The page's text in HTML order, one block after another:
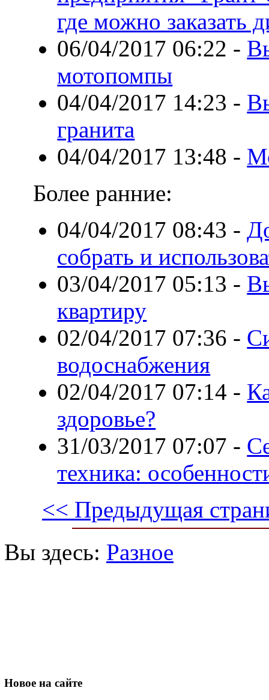
где можно заказать
06/04/2017 06:22 -
мотопомпы
04/04/2017 14:23 -
гранита
04/04/2017 13:48 -
Более ранние:
04/04/2017 08:43 -
собрать и
03/04/2017 05:13 -
квартиру
02/04/2017 07:36 -
водоснабжения
02/04/2017 07:14 -
здоровье?
31/03/2017 07:07 -
техника:
<< Предыдущая
Вы здесь: Разное
Новое на сайте